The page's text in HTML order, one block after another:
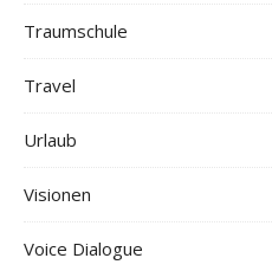
Traumschule
Travel
Urlaub
Visionen
Voice Dialogue